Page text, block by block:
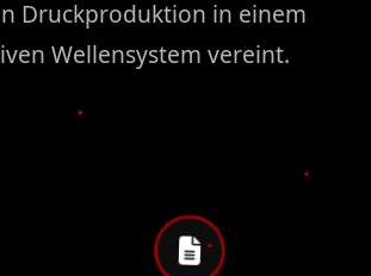
Druckproduktion in einem
Wellensystem vereint.